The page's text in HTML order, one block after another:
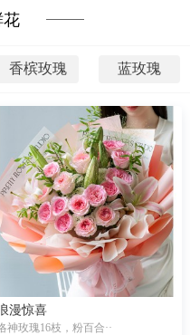
花
香槟玫瑰 蓝玫瑰
漫惊喜
神玫瑰16枝，粉百合··